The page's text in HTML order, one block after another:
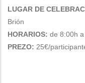
LUGAR DE
Brión
HORARIOS: de 8:00h
PREZO: 25€/